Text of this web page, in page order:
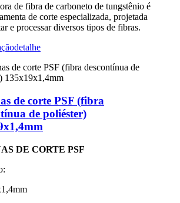
de fibra de carboneto de tungstênio é
de corte especializada, projetada
e processar diversos tipos de fibras.
detalhe
de corte PSF (fibra
de poliéster)
DE CORTE PSF